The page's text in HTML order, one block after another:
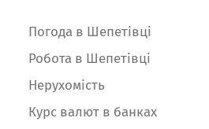
Погода в Шепетівці
Робота в Шепетівці
Нерухомість
Курс валют в банках